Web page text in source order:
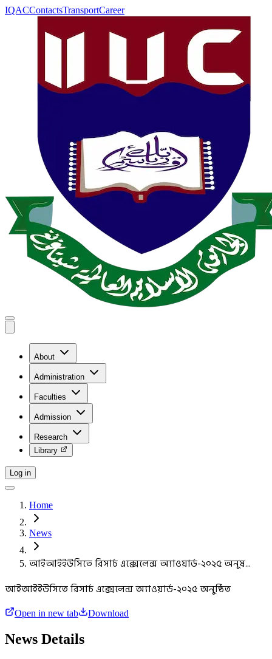
IQACContactsTransportCareer
About
Administration
Faculties
Admission
Research
Library
Log in
Home
News
আইআইইউসিতে রিসার্চ এক্সেলেন্স অ্যাওয়ার্ড-২০২৫ অনুষ...
আইআইইউসিতে রিসার্চ এক্সেলেন্স অ্যাওয়ার্ড-২০২৫ অনুষ্ঠিত
Open in new tab Download
News Details